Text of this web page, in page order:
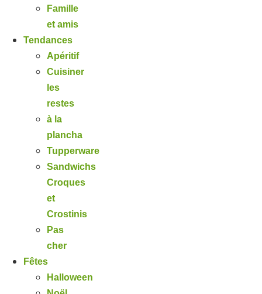
Famille
et amis
Tendances
Apéritif
Cuisiner
les
restes
à la
plancha
Tupperware
Sandwichs
Croques
et
Crostinis
Pas
cher
Fêtes
Halloween